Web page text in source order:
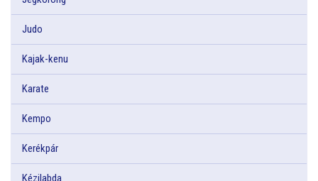
Judo
Kajak-kenu
Karate
Kempo
Kerékpár
Kézilabda